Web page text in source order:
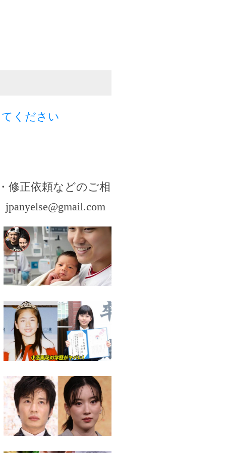
ください
修正依頼などのご相
jpanyelse@gmail.com